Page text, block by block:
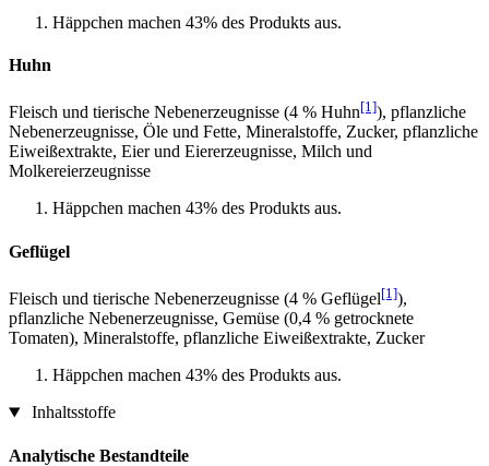
Häppchen machen 43% des Produkts aus.
Huhn
Fleisch und tierische Nebenerzeugnisse (4 % Huhn[1]), pflanzliche
Nebenerzeugnisse, Öle und Fette, Mineralstoffe, Zucker, pflanzliche
Eiweißextrakte, Eier und Eiererzeugnisse, Milch und
Molkereierzeugnisse
Häppchen machen 43% des Produkts aus.
Geflügel
Fleisch und tierische Nebenerzeugnisse (4 % Geflügel[1]),
pflanzliche Nebenerzeugnisse, Gemüse (0,4 % getrocknete
Tomaten), Mineralstoffe, pflanzliche Eiweißextrakte, Zucker
Häppchen machen 43% des Produkts aus.
Inhaltsstoffe
Analytische Bestandteile